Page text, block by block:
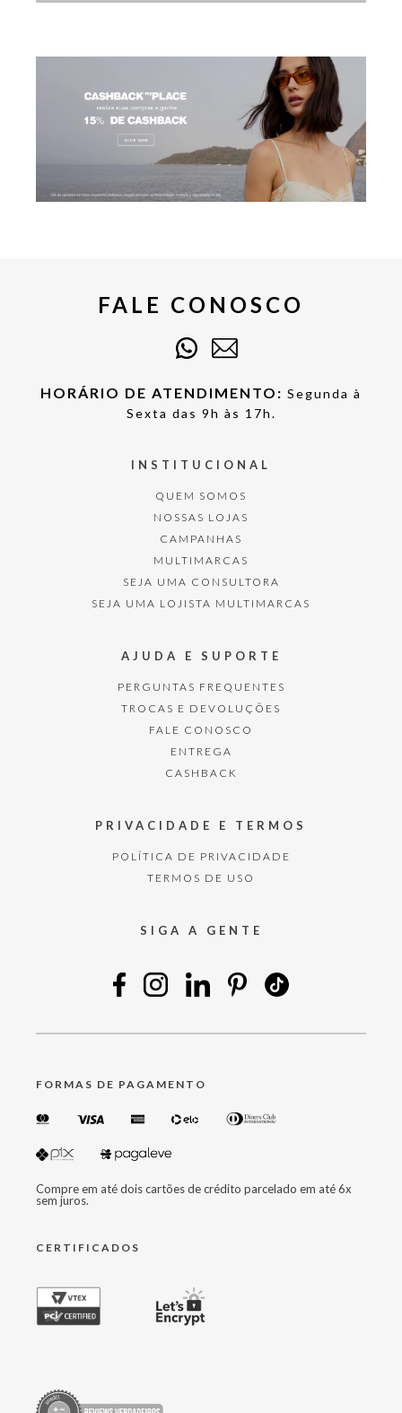
FALE CONOSCO
HORÁRIO DE ATENDIMENTO: Segunda à
Sexta das 9h às 17h.
INSTITUCIONAL
QUEM SOMOS
NOSSAS LOJAS
CAMPANHAS
MULTIMARCAS
SEJA UMA CONSULTORA
SEJA UMA LOJISTA MULTIMARCAS
AJUDA E SUPORTE
PERGUNTAS FREQUENTES
TROCAS E DEVOLUÇÕES
FALE CONOSCO
ENTREGA
CASHBACK
PRIVACIDADE E TERMOS
POLÍTICA DE PRIVACIDADE
TERMOS DE USO
SIGA A GENTE
FORMAS DE PAGAMENTO
Compre em até dois cartões de crédito parcelado em até 6x
sem juros.
CERTIFICADOS